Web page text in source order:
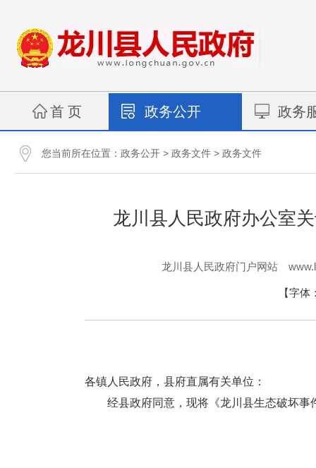
首 页 政务公开 政务
您当前所在位置： 政务公开 > 政务文件 > 政务文件
龙川县人民政府办公室
龙川县人民政府门户网站
【字体
各镇人民政府，县府直属有关单位：
经县政府同意，现将《龙川县生态破坏事